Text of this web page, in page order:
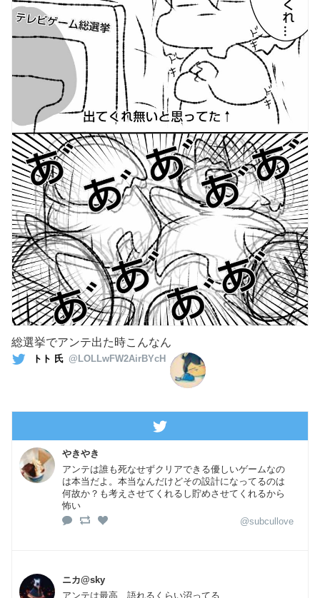
総選挙でアンテ出た時こんなん
トト 氏 @LOLLwFW2AirBYcH
やきやき
アンテは誰も死なせずクリアできる優しいゲームなの
は本当だよ。本当なんだけどその設計になってるのは
何故か？も考えさせてくれるし貯めさせてくれるから
怖い
@subcullove
ニカ@sky
アンテは最高 語れるくらい沼ってる